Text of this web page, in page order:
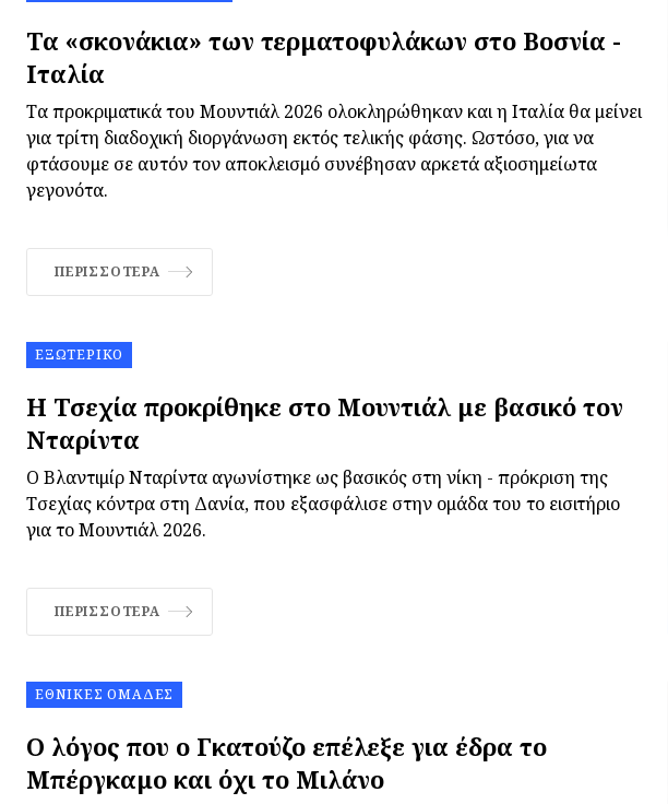
Τα «σκονάκια» των τερματοφυλάκων στο Βοσνία -
Ιταλία
Τα προκριματικά του Μουντιάλ 2026 ολοκληρώθηκαν και η Ιταλία θα μείνει
για τρίτη διαδοχική διοργάνωση εκτός τελικής φάσης. Ωστόσο, για να
φτάσουμε σε αυτόν τον αποκλεισμό συνέβησαν αρκετά αξιοσημείωτα
γεγονότα.
ΠΕΡΙΣΣΌΤΕΡΑ
ΕΞΩΤΕΡΙΚΌ
Η Τσεχία προκρίθηκε στο Μουντιάλ με βασικό τον
Νταρίντα
Ο Βλαντιμίρ Νταρίντα αγωνίστηκε ως βασικός στη νίκη - πρόκριση της
Τσεχίας κόντρα στη Δανία, που εξασφάλισε στην ομάδα του το εισιτήριο
για το Μουντιάλ 2026.
ΠΕΡΙΣΣΌΤΕΡΑ
ΕΘΝΙΚΈΣ ΟΜΆΔΕΣ
Ο λόγος που ο Γκατούζο επέλεξε για έδρα το
Μπέργκαμο και όχι το Μιλάνο